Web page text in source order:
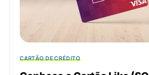
CARTÃO DE CRÉDITO